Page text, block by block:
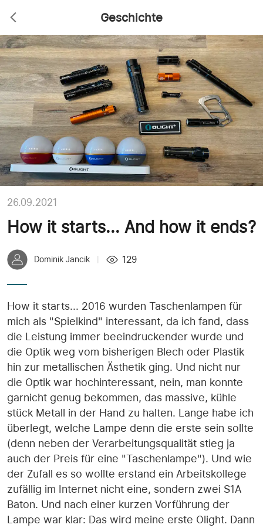
Geschichte
26.09.2021
How it starts... And how it ends?
Dominik Jancik 129
How it starts... 2016 wurden Taschenlampen für
mich als "Spielkind" interessant, da ich fand, dass
die Leistung immer beeindruckender wurde und
die Optik weg vom bisherigen Blech oder Plastik
hin zur metallischen Ästhetik ging. Und nicht nur
die Optik war hochinteressant, nein, man konnte
garnicht genug bekommen, das massive, kühle
stück Metall in der Hand zu halten. Lange habe ich
überlegt, welche Lampe denn die erste sein sollte
(denn neben der Verarbeitungsqualität stieg ja
auch der Preis für eine "Taschenlampe"). Und wie
der Zufall es so wollte erstand ein Arbeitskollege
zufällig im Internet nicht eine, sondern zwei S1A
Baton. Und nach einer kurzen Vorführung der
Lampe war klar: Das wird meine erste Olight. Dann